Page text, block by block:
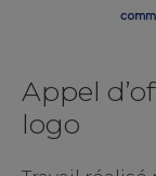
Appel
logo